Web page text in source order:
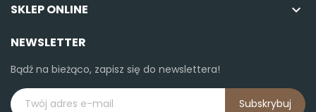
SKLEP ONLINE 
NEWSLETTER
Bądź na bieżąco, zapisz się do newslettera!
Subskrybuj